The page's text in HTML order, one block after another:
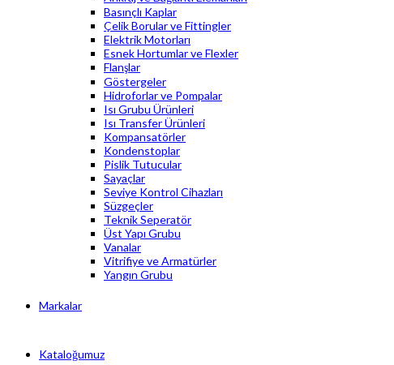
Basınçlı Kaplar
Çelik Borular ve Fittingler
Elektrik Motorları
Esnek Hortumlar ve Flexler
Flanşlar
Göstergeler
Hidroforlar ve Pompalar
Isı Grubu Ürünleri
Isı Transfer Ürünleri
Kompansatörler
Kondenstoplar
Pislik Tutucular
Sayaçlar
Seviye Kontrol Cihazları
Süzgeçler
Teknik Seperatör
Üst Yapı Grubu
Vanalar
Vitrifiye ve Armatürler
Yangın Grubu
Markalar
Kataloğumuz